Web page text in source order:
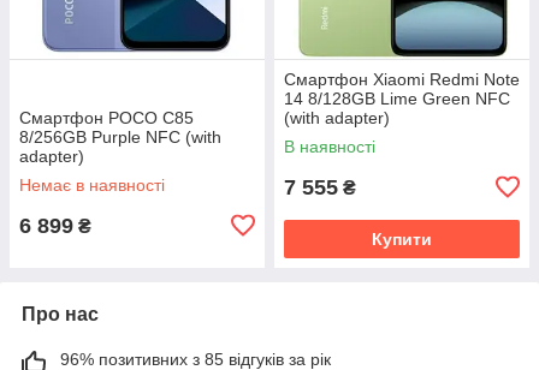
Смартфон POCO C85
8/256GB Purple NFC (with
adapter)
Немає в наявності
6 899 ₴
Смартфон Xiaomi Redmi Note
14 8/128GB Lime Green NFC
(with adapter)
В наявності
7 555 ₴
Купити
Про нас
96% позитивних з 85 відгуків за рік